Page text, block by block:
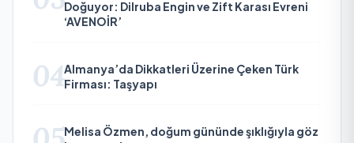
Doğuyor: Dilruba Engin ve Zift Karası Evreni
‘AVENOİR’
04Almanya’da Dikkatleri Üzerine Çeken Türk
Firması: Taşyapı
Melisa Özmen, doğum gününde şıklığıyla göz